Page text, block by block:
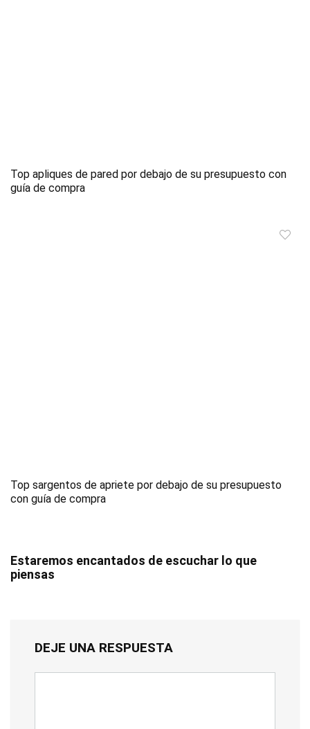
Top apliques de pared por debajo de su presupuesto con
guía de compra
Top sargentos de apriete por debajo de su presupuesto
con guía de compra
Estaremos encantados de escuchar lo que
piensas
DEJE UNA RESPUESTA